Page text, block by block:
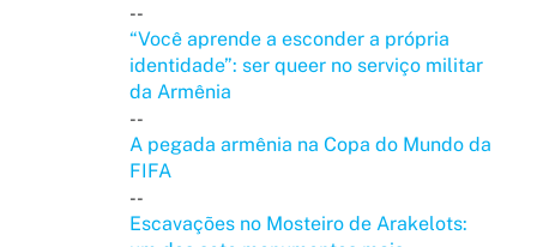
--
“Você aprende a esconder a própria
identidade”: ser queer no serviço militar
da Armênia
--
A pegada armênia na Copa do Mundo da
FIFA
--
Escavações no Mosteiro de Arakelots: